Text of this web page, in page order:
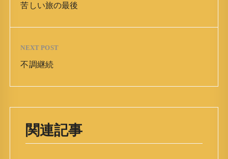
苦しい旅の最後
NEXT POST
不調継続
関連記事